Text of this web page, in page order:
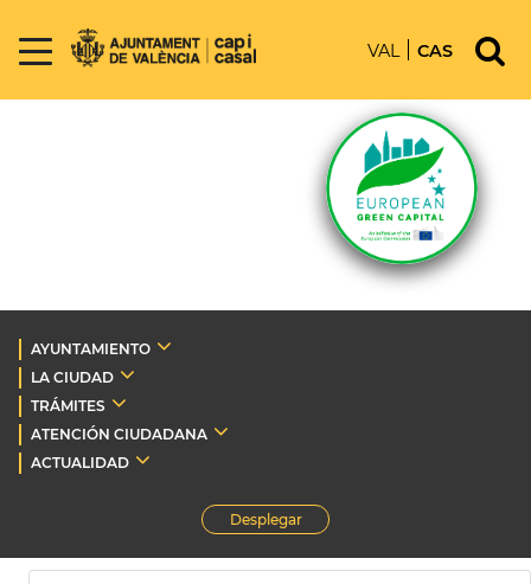
VAL CAS
AYUNTAMIENTO
LA CIUDAD
TRÁMITES
ATENCIÓN CIUDADANA
ACTUALIDAD
Desplegar